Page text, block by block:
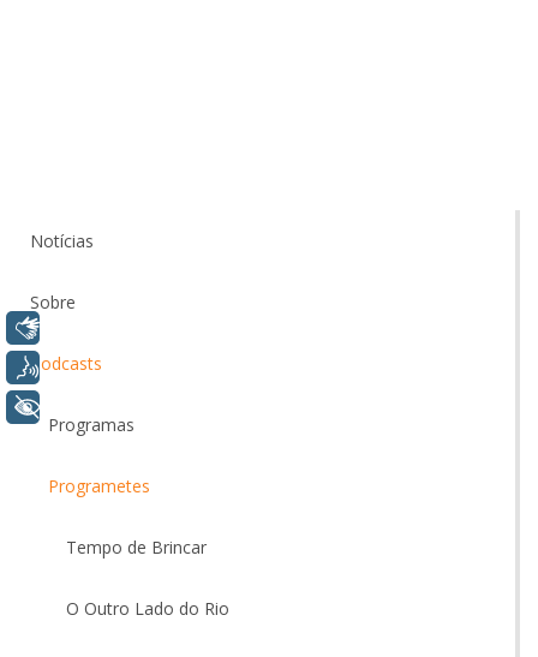
Notícias
Sobre
Podcasts
Programas
Programetes
Tempo de Brincar
O Outro Lado do Rio
Voz